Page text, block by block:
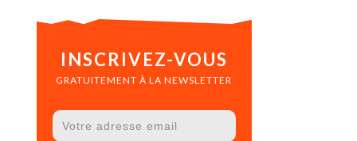
INSCRIVEZ-VOUS
GRATUITEMENT À LA NEWSLETTER